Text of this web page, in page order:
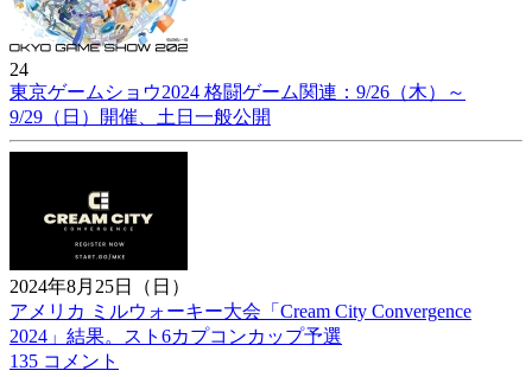
24
東京ゲームショウ2024 格闘ゲーム関連：9/26（木）～
9/29（日）開催、土日一般公開
2024年8月25日（日）
アメリカ ミルウォーキー大会「Cream City Convergence
2024」結果。スト6カプコンカップ予選
135 コメント